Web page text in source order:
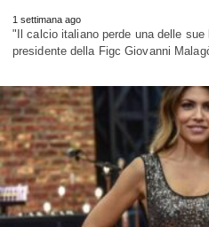
1 settimana ago
"Il calcio italiano perde una delle sue
presidente della Figc Giovanni